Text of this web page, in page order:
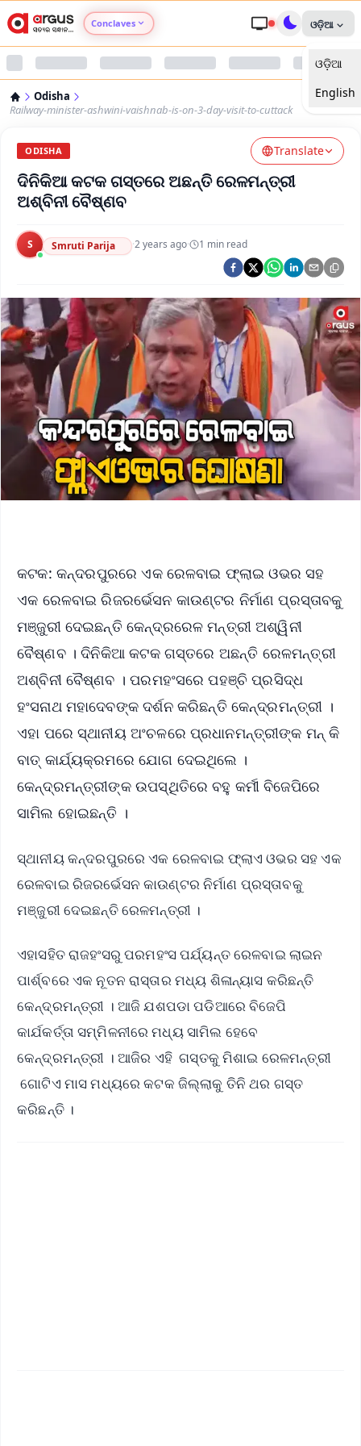
Conclaves
Argus Nari Shakti
Argus Health Connect
Argus Swaad Odisha
Argus Chalo Dekhein Apna Desh
ଓଡ଼ିଆ
ଓଡ଼ିଆ
English
Odisha
Railway-minister-ashwini-vaishnab-is-on-3-day-visit-to-cuttack
ODISHA Translate
ଦିନିକିଆ କଟକ ଗସ୍ତରେ ଅଛନ୍ତି ରେଳମନ୍ତ୍ରୀ
ଅଶ୍ବିନୀ ବୈଷ୍ଣବ
S Smruti Parija ·2 years ago· 1 min read
କଟକ: କନ୍ଦରପୁରରେ ଏକ ରେଳବାଇ ଫ୍ଲାଇ ଓଭର ସହ
ଏକ ରେଳବାଇ ରିଜରର୍ଭେସନ କାଉଣ୍ଟର ନିର୍ମାଣ ପ୍ରସ୍ତାବକୁ
ମଞ୍ଜୁରୀ ଦେଇଛନ୍ତି କେନ୍ଦ୍ରରେଳ ମନ୍ତ୍ରୀ ଅଶ୍ୱିନୀ
ବୈଷ୍ଣବ । ଦିନିକିଆ କଟକ ଗସ୍ତରେ ଅଛନ୍ତି ରେଳମନ୍ତ୍ରୀ
ଅଶ୍ବିନୀ ବୈଷ୍ଣବ । ପରମହଂସରେ ପହଞ୍ଚି ପ୍ରସିଦ୍ଧ
ହଂସନାଥ ମହାଦେବଙ୍କ ଦର୍ଶନ କରିଛନ୍ତି କେନ୍ଦ୍ରମନ୍ତ୍ରୀ ।
ଏହା ପରେ ସ୍ଥାନୀୟ ଅଂଚଳରେ ପ୍ରଧାନମନ୍ତ୍ରୀଙ୍କ ମନ୍ କି
ବାତ୍ କାର୍ଯ୍ୟକ୍ରମରେ ଯୋଗ ଦେଇଥିଲେ ।
କେନ୍ଦ୍ରମନ୍ତ୍ରୀଙ୍କ ଉପସ୍ଥିତିରେ ବହୁ କର୍ମୀ ବିଜେପିରେ
ସାମିଲ ହୋଇଛନ୍ତି ।
ସ୍ଥାନୀୟ କନ୍ଦରପୁରରେ ଏକ ରେଳବାଇ ଫ୍ଲାଏ ଓଭର ସହ ଏକ
ରେଳବାଇ ରିଜରର୍ଭେସନ କାଉଣ୍ଟର ନିର୍ମାଣ ପ୍ରସ୍ତାବକୁ
ମଞ୍ଜୁରୀ ଦେଇଛନ୍ତି ରେଳମନ୍ତ୍ରୀ ।
ଏହାସହିତ ରାଜହଂସରୁ ପରମହଂସ ପର୍ଯ୍ୟନ୍ତ ରେଳବାଇ ଲାଇନ
ପାର୍ଶ୍ବରେ ଏକ ନୂତନ ରାସ୍ତାର ମଧ୍ୟ ଶିଳାନ୍ୟାସ କରିଛନ୍ତି
କେନ୍ଦ୍ରମନ୍ତ୍ରୀ । ଆଜି ଯଶପଡା ପଡିଆରେ ବିଜେପି
କାର୍ଯକର୍ତ୍ତା ସମ୍ମିଳନୀରେ ମଧ୍ୟ ସାମିଲ ହେବେ
କେନ୍ଦ୍ରମନ୍ତ୍ରୀ । ଆଜିର ଏହି ଗସ୍ତକୁ ମିଶାଇ ରେଳମନ୍ତ୍ରୀ
ଗୋଟିଏ ମାସ ମଧ୍ୟରେ କଟକ ଜିଲ୍ଲାକୁ ତିନି ଥର ଗସ୍ତ
କରିଛନ୍ତି ।